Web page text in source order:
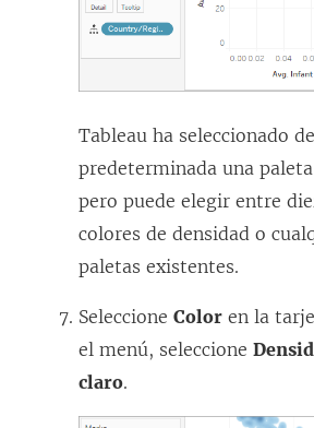
Tableau ha seleccionado
predeterminada una
pero puede elegir entre
colores de densidad o
paletas existentes.
Seleccione Color en la
el menú, seleccione
claro.